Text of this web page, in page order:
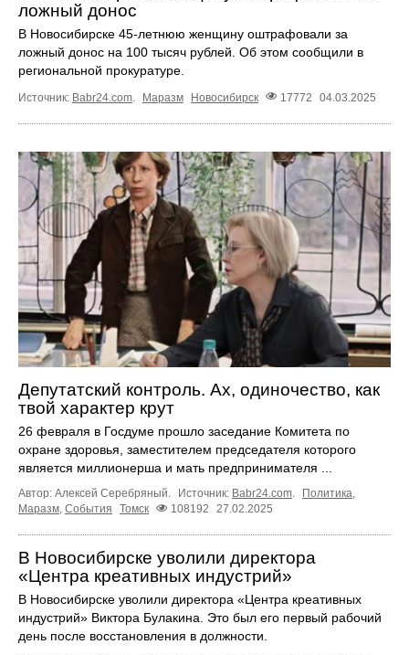
ложный донос
В Новосибирске 45-летнюю женщину оштрафовали за
ложный донос на 100 тысяч рублей. Об этом сообщили в
региональной прокуратуре.
Источник: Babr24.com Маразм Новосибирск 17772 04.03.2025
Депутатский контроль. Ах, одиночество, как
твой характер крут
26 февраля в Госдуме прошло заседание Комитета по
охране здоровья, заместителем председателя которого
является миллионерша и мать предпринимателя ...
Автор: Алексей Серебряный. Источник: Babr24.com. Политика,
Маразм, События Томск 108192 27.02.2025
В Новосибирске уволили директора
«Центра креативных индустрий»
В Новосибирске уволили директора «Центра креативных
индустрий» Виктора Булакина. Это был его первый рабочий
день после восстановления в должности.